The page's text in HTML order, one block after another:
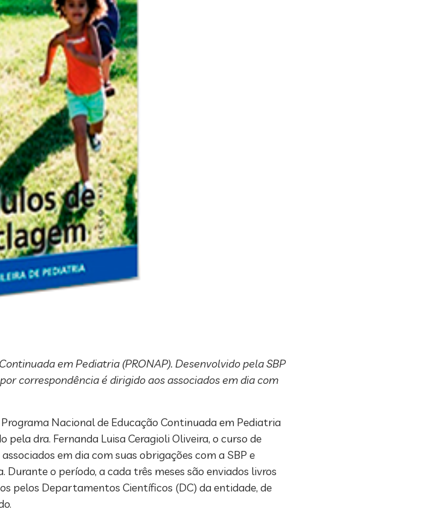
em Pediatria (PRONAP). Desenvolvido pela SBP
correspondência é dirigido aos associados em dia com
Nacional de Educação Continuada em Pediatria
pela dra. Fernanda Luisa Ceragioli Oliveira, o curso de
em dia com suas obrigações com a SBP e
o período, a cada três meses são enviados livros
pelos Departamentos Científicos (DC) da entidade, de